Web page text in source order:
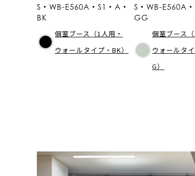
S・WB-E560A・S1・A・
BK
個室ブース（1人用・
ウォールタイプ・BK）
S・WB-E560A
GG
個室ブース（
ウォールタ
G）